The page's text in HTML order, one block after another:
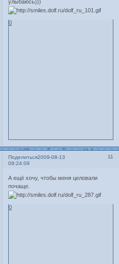
улыбаюсь)))
0
Поделиться 11
2009-08-13
09:24:09
А ещё хочу, чтобы меня целовали
почаще.
0